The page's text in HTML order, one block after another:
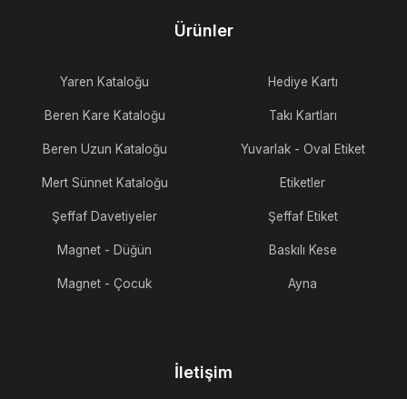
Ürünler
Yaren Kataloğu
Beren Kare Kataloğu
Beren Uzun Kataloğu
Mert Sünnet Kataloğu
Şeffaf Davetiyeler
Magnet - Düğün
Magnet - Çocuk
Hediye Kartı
Takı Kartları
Yuvarlak - Oval Etiket
Etiketler
Şeffaf Etiket
Baskılı Kese
Ayna
İletişim